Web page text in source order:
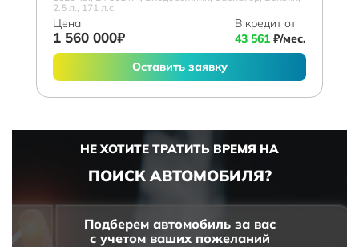
2.5 л., 171 л.с.
Цена
1 560 000₽
В кредит от
43 561 ₽/мес.
Оставить заявку
НЕ ХОТИТЕ ТРАТИТЬ ВРЕМЯ НА
ПОИСК АВТОМОБИЛЯ?
Подберем автомобиль за вас
с учетом ваших пожеланий